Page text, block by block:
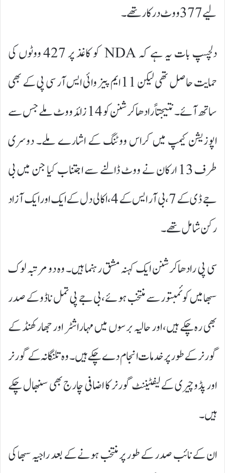
لیے 377 ووٹ درکار تھے۔
دلچسپ بات یہ ہے کہ NDA کو کاغذ پر 427 ووٹوں کی
حمایت حاصل تھی لیکن 11 ایم پیز وائی ایس آر سی پی کے بھی
ساتھ آئے۔ نتیجتاً رادھاکرشنن کو 14 زائد ووٹ ملے جس سے
اپوزیشن کیمپ میں کراس ووٹنگ کے اشارے ملے۔ دوسری
طرف 13 ارکان نے ووٹ ڈالنے سے اجتناب کیا جن میں بی
جے ڈی کے 7، بی آر ایس کے 4، اکالی دل کے ایک اور ایک آزاد
رکن شامل تھے۔
سی پی رادھاکرشنن ایک کہنہ مشق رہنما ہیں۔ وہ دو مرتبہ لوک
سبھا میں کوئمبتور سے منتخب ہوئے، بی جے پی تمل ناڈو کے صدر
بھی رہ چکے ہیں، اور حالیہ برسوں میں مہاراشٹر اور جھارکھنڈ کے
گورنر کے طور پر خدمات انجام دے چکے ہیں۔ وہ تلنگانہ کے گورنر
اور پڈوچیری کے لیفٹیننٹ گورنر کا اضافی چارج بھی سنبھال چکے
ہیں۔
ان کے نائب صدر کے طور پر منتخب ہونے کے بعد راجیہ سبھا کی